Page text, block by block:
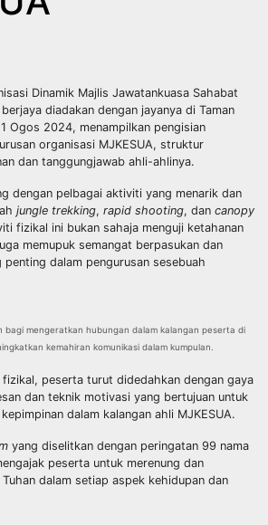
Dinamik Majlis Jawatankuasa Sahabat
diadakan dengan jayanya di Taman
Ogos 2024, menampilkan pengisian
organisasi MJKESUA, struktur
dan tanggungjawab ahli-ahlinya.
dengan pelbagai aktiviti yang menarik dan
jungle trekking, rapid shooting, dan canopy
fizikal ini bukan sahaja menguji ketahanan
memupuk semangat berpasukan dan
penting dalam pengurusan sesebuah
bagi mengeratkan hubungan dalam kalangan peserta di
kemahiran komunikasi dalam kumpulan.
peserta turut didedahkan dengan gaya
dan teknik motivasi yang bertujuan untuk
dalam kalangan ahli MJKESUA.
yang diselitkan dengan peringatan 99 nama
peserta untuk merenung dan
dalam setiap aspek kehidupan dan